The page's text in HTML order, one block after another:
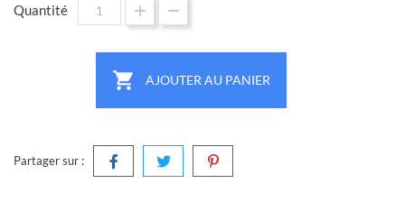
Quantité
 AJOUTER AU PANIER
Partager sur :